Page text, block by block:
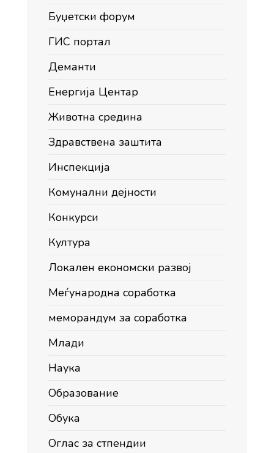
Буџетски форум
ГИС портал
Деманти
Енергија Центар
Животна средина
Здравствена заштита
Инспекција
Комунални дејности
Конкурси
Култура
Локален економски развој
Меѓународна соработка
меморандум за соработка
Млади
Наука
Образование
Обука
Оглас за стпендии